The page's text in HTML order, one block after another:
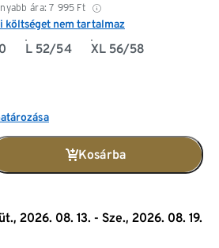
ára: 7 995 Ft
költséget nem tartalmaz
L 52/54 XL 56/58
Kosárba
2026. 08. 13. - Sze., 2026. 08. 19.